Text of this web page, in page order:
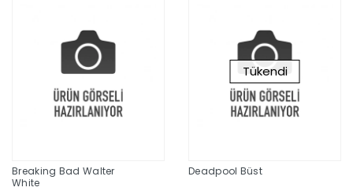
Breaking Bad Walter
White
Tükendi
Deadpool Büst